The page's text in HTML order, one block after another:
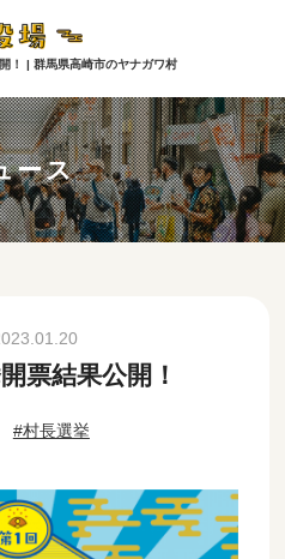
！ | 群馬県高崎市のヤナガワ村
ース
票結果公開！
村長選挙